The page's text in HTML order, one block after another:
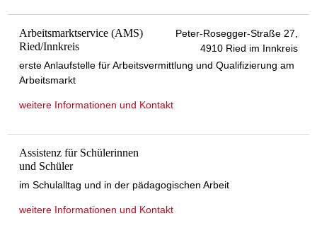
Arbeitsmarktservice (AMS)
Ried/Innkreis
Peter-Rosegger-Straße 27,
4910 Ried im Innkreis
erste Anlaufstelle für Arbeitsvermittlung und Qualifizierung am
Arbeitsmarkt
weitere Informationen und Kontakt
Assistenz für Schülerinnen
und Schüler
im Schulalltag und in der pädagogischen Arbeit
weitere Informationen und Kontakt